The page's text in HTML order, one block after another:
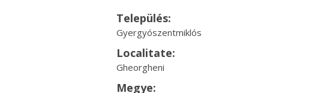
Település:
Gyergyószentmiklós
Localitate:
Gheorgheni
Megye: